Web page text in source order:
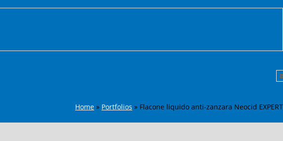
Home » Portfolios » Flacone liquido anti-zanzara Neocid EXPERT